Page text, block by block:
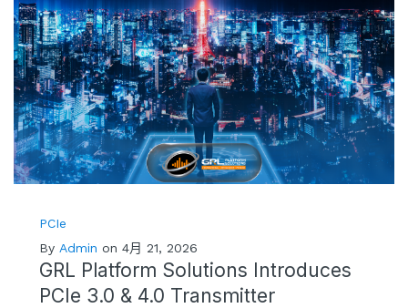
PCIe
By Admin on 4月 21, 2026
GRL Platform Solutions Introduces
PCIe 3.0 & 4.0 Transmitter